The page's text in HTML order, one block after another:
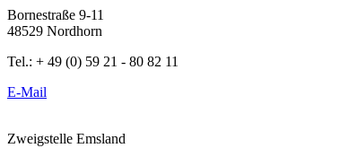
Bornestraße 9-11
48529 Nordhorn
Tel.: + 49 (0) 59 21 - 80 82 11
E-Mail
Zweigstelle Emsland